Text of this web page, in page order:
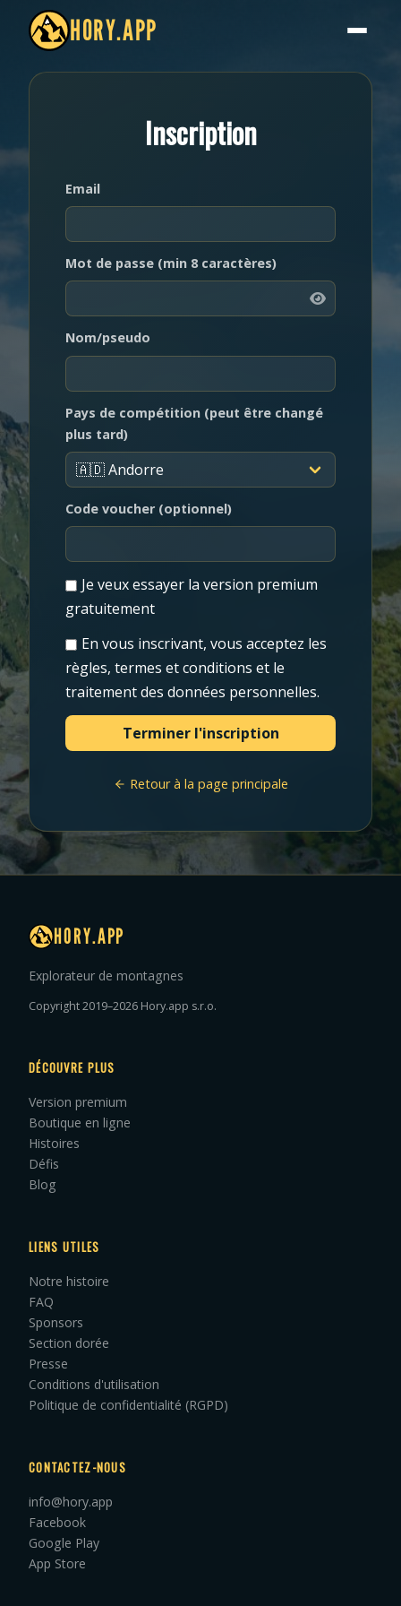
HORY.APP
Inscription
Email
Mot de passe (min 8 caractères)
Nom/pseudo
Pays de compétition (peut être changé
plus tard)
Code voucher (optionnel)
Je veux essayer la version premium
gratuitement
En vous inscrivant, vous acceptez les
règles, termes et conditions et le
traitement des données personnelles.
Retour à la page principale
HORY.APP
Explorateur de montagnes
Copyright 2019–2026 Hory.app s.r.o.
DÉCOUVRE PLUS
Version premium
Boutique en ligne
Histoires
Défis
Blog
LIENS UTILES
Notre histoire
FAQ
Sponsors
Section dorée
Presse
Conditions d'utilisation
Politique de confidentialité (RGPD)
CONTACTEZ-NOUS
info@hory.app
Facebook
Google Play
App Store